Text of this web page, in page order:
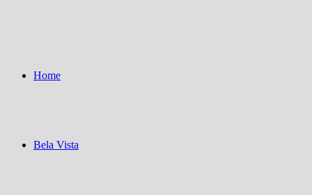
Home
Bela Vista